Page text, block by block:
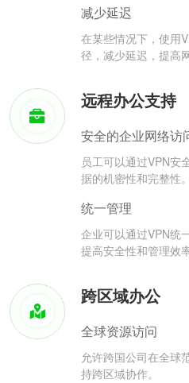
减少延迟
在某些情况下，使用
径，减少延迟，提高
远程办公支持
安全的企业网络访
员工可以通过VPN安
据的机密性和完整性。
统一管理
企业可以通过VPN统
提高安全性和管理效率
跨区域办公
全球资源访问
允许跨国公司在全球
持跨区域协作。